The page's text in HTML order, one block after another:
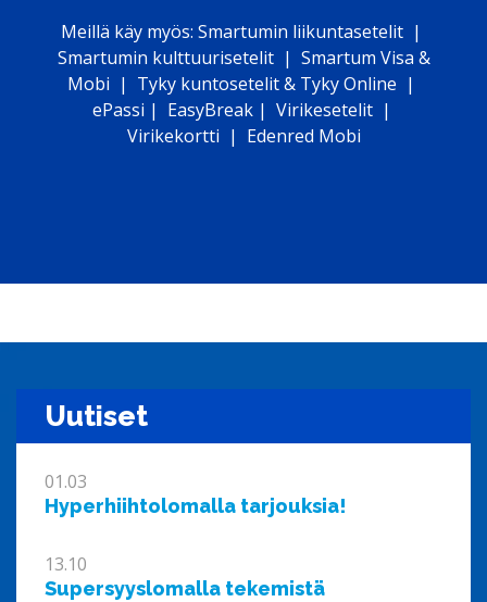
Meillä käy myös: Smartumin liikuntasetelit |
Smartumin kulttuurisetelit | Smartum Visa &
Mobi | Tyky kuntosetelit & Tyky Online |
ePassi | EasyBreak | Virikesetelit |
Virikekortti | Edenred Mobi
Uutiset
01.03
Hyperhiihtolomalla tarjouksia!
13.10
Supersyyslomalla tekemistä